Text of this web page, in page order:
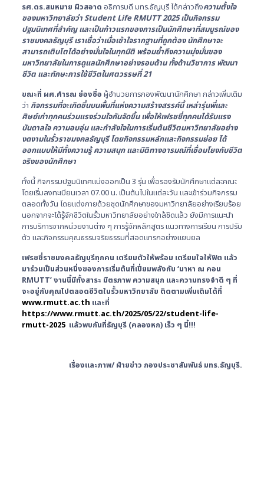
รศ.ดร.สมหมาย ผิวสอาด อธิการบดี มทร.ธัญบุรี ได้กล่าวถึงความตั้งใจ
ของมหาวิทยาลัยว่า Student Life RMUTT 2025 เป็นกิจกรรม
ปฐมนิเทศที่สำคัญ และเป็นก้าวแรกของการเป็นนักศึกษาที่สมบูรณ์ของ
ราชมงคลธัญบุรี เราเชื่อว่าเมื่อเข้าใจรากฐานที่ถูกต้อง นักศึกษาจะ
สามารถเติบโตได้อย่างมั่นใจในทุกมิติ พร้อมย้ำถึงความมุ่งมั่นของ
มหาวิทยาลัยในการดูแลนักศึกษาอย่างรอบด้าน ทั้งด้านวิชาการ พัฒนา
ชีวิต และทักษะการใช้ชีวิตในศตวรรษที่ 21
ขณะที่ ผศ.คำรณ ย่องซื่อ ผู้อำนวยการกองพัฒนานักศึกษา กล่าวเพิ่มเติม
ว่า กิจกรรมที่จะเกิดขึ้นบนพื้นที่แห่งความสร้างสรรค์นี้ เหล่ารุ่นพี่และ
ศิษย์เก่าทุกคนร่วมแรงร่วมใจกันจัดขึ้น เพื่อให้เฟรชชี่ทุกคนได้รับแรง
บันดาลใจ ความอบอุ่น และกำลังใจในการเริ่มต้นชีวิตมหาวิทยาลัยอย่าง
งดงามในรั้วราชมงคลธัญบุรี โดยกิจกรรมหลักและกิจกรรมย่อย ได้
ออกแบบให้มีทั้งความรู้ ความสนุก และมิติทางอารมณ์ที่เชื่อมโยงกับชีวิต
จริงของนักศึกษา
ทั้งนี้ กิจกรรมปฐมนิเทศแบ่งออกเป็น 3 รุ่น เพื่อรองรับนักศึกษาแต่ละคณะ
โดยเริ่มลงทะเบียนเวลา 07.00 น. เป็นต้นไปในแต่ละวัน และเข้าร่วมกิจกรรม
ตลอดทั้งวัน โดยแต่งกายด้วยชุดนักศึกษาของมหาวิทยาลัยอย่างเรียบร้อย
นอกจากจะได้รู้จักชีวิตในรั้วมหาวิทยาลัยอย่างใกล้ชิดแล้ว ยังมีการแนะนำ
การบริการจากหน่วยงานต่าง ๆ การรู้จักหลักสูตร แนวทางการเรียน การปรับ
ตัว และกิจกรรมคุณธรรมจริยธรรมที่สอดแทรกอย่างแยบยล
เฟรชชี่ราชมงคลธัญบุรีทุกคน เตรียมตัวให้พร้อม เตรียมใจให้ฟิต แล้ว
มาร่วมเป็นส่วนหนึ่งของการเริ่มต้นที่เปี่ยมพลังกับ ‘มาหา ณ คอน
RMUTT’ งานนี้มีทั้งสาระ มิตรภาพ ความสนุก และความทรงจำดี ๆ ที่
จะอยู่กับคุณไปตลอดชีวิตในรั้วมหาวิทยาลัย ติดตามเพิ่มเติมได้ที่
www.rmutt.ac.th และที่
https://www.rmutt.ac.th/2025/05/22/student-life-
rmutt-2025แล้วพบกันที่ธัญบุรี (คลองหก) เร็ว ๆ นี้!!!
เรื่องและภาพ/ ฝ่ายข่าว กองประชาสัมพันธ์ มทร.ธัญบุรี.